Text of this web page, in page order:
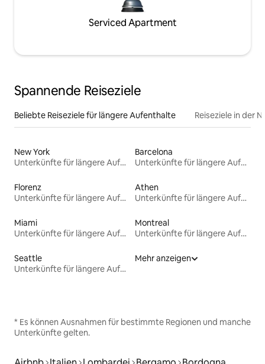
Serviced Apartment
Spannende Reiseziele
Beliebte Reiseziele für längere Aufenthalte Reiseziele in der
New York
Unterkünfte für längere Aufenthalte
Barcelona
Unterkünfte für längere Aufenthalte
Florenz
Unterkünfte für längere Aufenthalte
Athen
Unterkünfte für längere Aufenthalte
Miami
Unterkünfte für längere Aufenthalte
Montreal
Unterkünfte für längere Aufenthalte
Seattle
Unterkünfte für längere Aufenthalte
Mehr anzeigen
* Es können Ausnahmen für bestimmte Regionen und manche
Unterkünfte gelten.